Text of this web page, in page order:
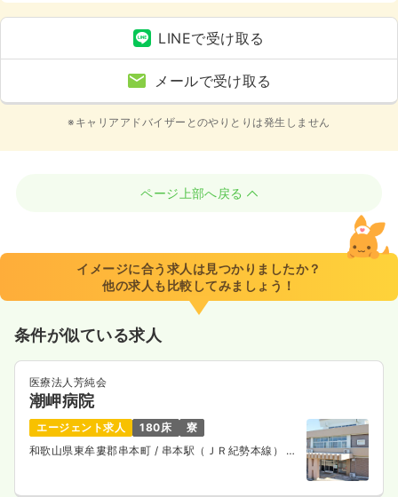
LINEで受け取る
メールで受け取る
※キャリアアドバイザーとのやりとりは発生しません
ページ上部へ戻る
イメージに合う求人は見つかりましたか？
他の求人も比較してみましょう！
条件が似ている求人
医療法人芳純会
潮岬病院
エージェント求人 180床
寮
和歌山県東牟婁郡串本町 / 串本駅（ＪＲ紀勢本線） 車